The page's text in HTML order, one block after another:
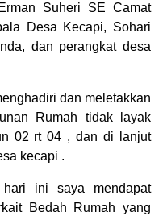
Suheri SE Camat
Desa Kecapi, Sohari
dan perangkat desa
dan meletakkan
Rumah tidak layak
02 rt 04 , dan di lanjut
kecapi .
hari ini saya mendapat
Bedah Rumah yang